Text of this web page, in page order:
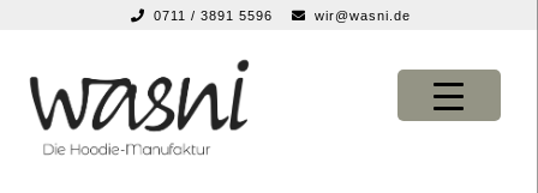
0711 / 3891 5596 wir@wasni.de
Navigation
springen
Inhalt
springen